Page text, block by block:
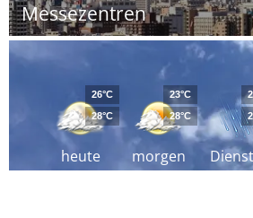
Messezentren
heute
26°C
28°C
morgen
23°C
28°C